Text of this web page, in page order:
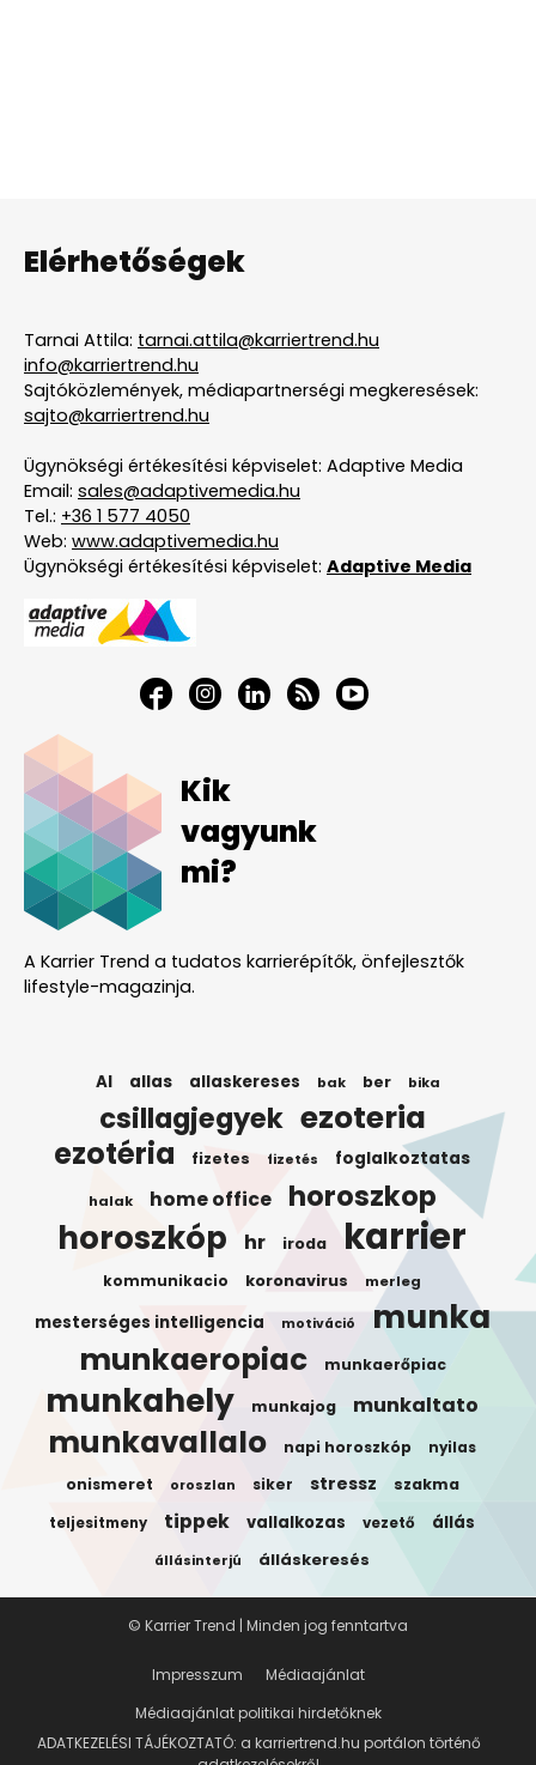
Elérhetőségek
Tarnai Attila: tarnai.attila@karriertrend.hu
info@karriertrend.hu
Sajtóközlemények, médiapartnerségi megkeresések:
sajto@karriertrend.hu
Ügynökségi értékesítési képviselet: Adaptive Media
Email: sales@adaptivemedia.hu
Tel.: +36 1 577 4050
Web: www.adaptivemedia.hu
Ügynökségi értékesítési képviselet: Adaptive Media
Kik
vagyunk
mi?
A Karrier Trend a tudatos karrierépítők, önfejlesztők
lifestyle-magazinja.
AI allas allaskereses bak ber bika
csillagjegyek ezoteria
ezotéria fizetes fizetés foglalkoztatas
halak home office horoszkop
horoszkóp hr iroda karrier
kommunikacio koronavirus merleg
mesterséges intelligencia motiváció munka
munkaeropiac munkaerőpiac
munkahely munkajog munkaltato
munkavallalo napi horoszkóp nyilas
onismeret oroszlan siker stressz szakma
teljesitmeny tippek vallalkozas vezető állás
állásinterjú álláskeresés
Impresszum
Médiaajánlat
Médiaajánlat politikai hirdetőknek
ADATKEZELÉSI TÁJÉKOZTATÓ: a karriertrend.hu portálon történő
© Karrier Trend | Minden jog fenntartva